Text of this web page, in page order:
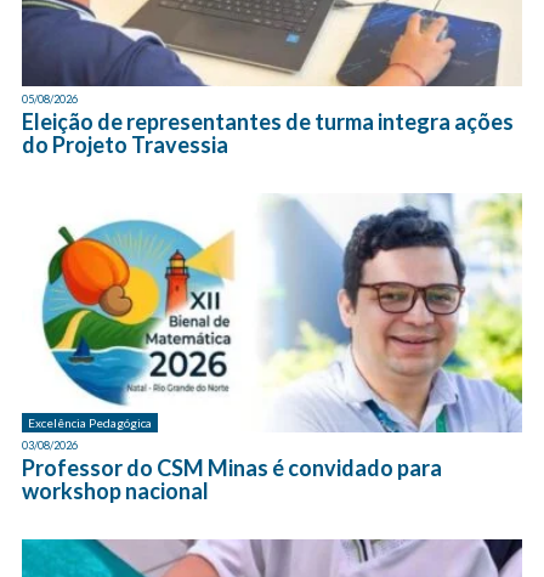
05/08/2026
Eleição de representantes de turma integra ações
do Projeto Travessia
Excelência Pedagógica
03/08/2026
Professor do CSM Minas é convidado para
workshop nacional